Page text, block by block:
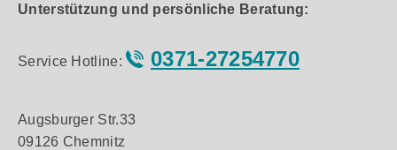
Unterstützung und persönliche Beratung:
Service Hotline: 0371-27254770
Augsburger Str.33
09126 Chemnitz